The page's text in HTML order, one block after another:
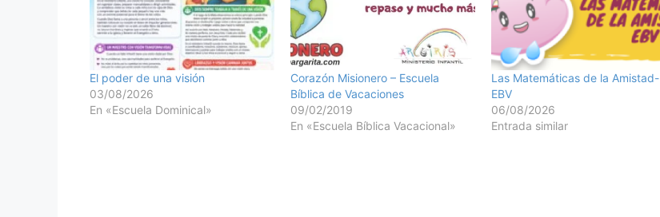
El poder de una visión
03/08/2026
En «Escuela Dominical»
Corazón Misionero – Escuela
Bíblica de Vacaciones
09/02/2019
En «Escuela Bíblica Vacacional»
Las Matemáticas de la Amistad-
EBV
06/08/2026
Entrada similar